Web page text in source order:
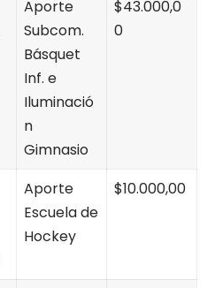
Aporte
Subcom.
Básquet
Inf. e
Iluminació
n
Gimnasio
$43.000,0
0
Aporte
Escuela de
Hockey
$10.000,00